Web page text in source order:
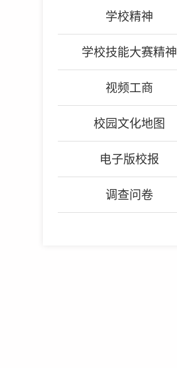
学校精神
学校技能大赛精神
视频工商
校园文化地图
电子版校报
调查问卷